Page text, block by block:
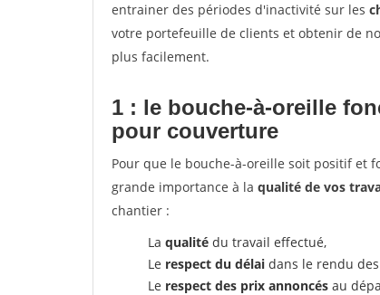
entrainer des périodes d'inactivité sur les
votre portefeuille de clients et obtenir de
plus facilement.
1 : le bouche-à-oreille
pour couverture
Pour que le bouche-à-oreille soit positif et
grande importance à la qualité de vos
chantier :
La qualité du travail effectué,
Le respect du délai dans le rendu
Le respect des prix annoncés au